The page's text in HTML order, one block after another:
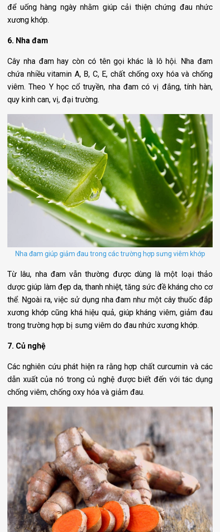
để uống hàng ngày nhằm giúp cải thiện chứng đau nhức
xương khớp.
6. Nha đam
Cây nha đam hay còn có tên gọi khác là lô hội. Nha đam
chứa nhiều vitamin A, B, C, E, chất chống oxy hóa và chống
viêm. Theo Y học cổ truyền, nha đam có vị đắng, tính hàn,
quy kinh can, vị, đại trường.
Nha đam giúp giảm đau trong các trường hợp sưng viêm khớp
Từ lâu, nha đam vẫn thường được dùng là một loại thảo
dược giúp làm đẹp da, thanh nhiệt, tăng sức đề kháng cho cơ
thể. Ngoài ra, việc sử dụng nha đam như một cây thuốc đắp
xương khớp cũng khá hiệu quả, giúp kháng viêm, giảm đau
trong trường hợp bị sưng viêm do đau nhức xương khớp.
7. Củ nghệ
Các nghiên cứu phát hiện ra rằng hợp chất curcumin và các
dẫn xuất của nó trong củ nghệ được biết đến với tác dụng
chống viêm, chống oxy hóa và giảm đau.